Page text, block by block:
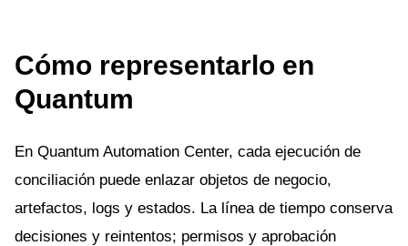
Cómo representarlo en
Quantum
En Quantum Automation Center, cada ejecución de
conciliación puede enlazar objetos de negocio,
artefactos, logs y estados. La línea de tiempo conserva
decisiones y reintentos; permisos y aprobación